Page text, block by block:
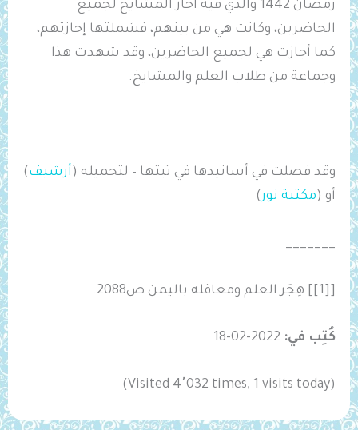
رمضان 1442 والذي فيه أجاز المشايخ لجميع
الحاضرين، وكانت هي من بينهم، فشملتها إجازتهم،
كما أجازت هي لجميع الحاضرين، وقد شهدت هذا
وجماعة من طلاب العلم والمشايخ.
وقد فصلت في أسانيدها في ثبتها – لتحميله ( أرشيف)
أو (مكتبة نور)
_______
[[1]] هِجَر العلم ومعاقله باليمن ص2088.
كُتِب في: 2022-02-18
(Visited 4٬032 times, 1 visits today)